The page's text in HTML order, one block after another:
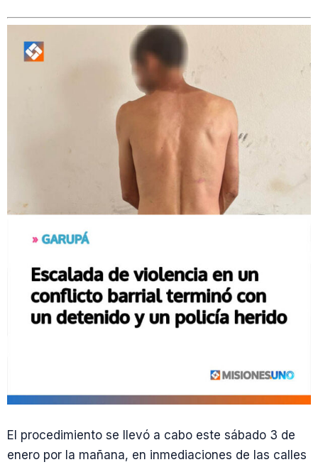
El procedimiento se llevó a cabo este sábado 3 de
enero por la mañana, en inmediaciones de las calles